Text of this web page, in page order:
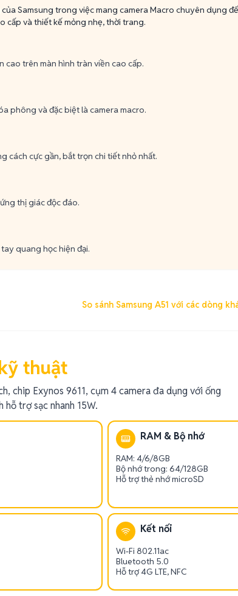
Samsung trong việc mang camera Macro chuyên dụng
cấp và thiết kế mỏng nhẹ, thời trang.
cao trên màn hình tràn viền cao cấp.
phông và đặc biệt là camera macro.
cách cực gần, bắt trọn chi tiết nhỏ nhất.
thị giác độc đáo.
quang học hiện đại.
So sánh Samsung A51 với các dòng
thuật
chip Exynos 9611, cụm 4 camera đa dụng với ống
trợ sạc nhanh 15W.
RAM & Bộ nhớ
RAM: 4/6/8GB
Bộ nhớ trong: 64/128GB
Hỗ trợ thẻ nhớ microSD
Kết nối
Wi-Fi 802.11ac
Bluetooth 5.0
Hỗ trợ 4G LTE, NFC